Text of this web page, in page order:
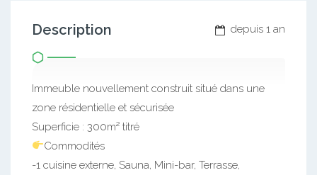
depuis 1 an
Description
Immeuble nouvellement construit situé dans une
zone résidentielle et sécurisée
Superficie : 300m² titré
Commodités
-1 cuisine externe, Sauna, Mini-bar, Terrasse,